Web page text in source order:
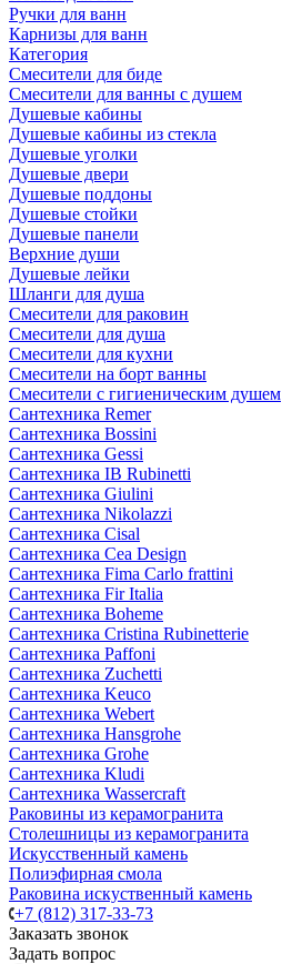
Ручки для ванн
Карнизы для ванн
Категория
Смесители для биде
Смесители для ванны с душем
Душевые кабины
Душевые кабины из стекла
Душевые уголки
Душевые двери
Душевые поддоны
Душевые стойки
Душевые панели
Верхние души
Душевые лейки
Шланги для душа
Смесители для раковин
Смесители для душа
Смесители для кухни
Смесители на борт ванны
Смесители с гигиеническим душем
Сантехника Remer
Сантехника Bossini
Сантехника Gessi
Сантехника IB Rubinetti
Сантехника Giulini
Сантехника Nikolazzi
Сантехника Cisal
Сантехника Cea Design
Сантехника Fima Carlo frattini
Сантехника Fir Italia
Сантехника Boheme
Сантехника Cristina Rubinetterie
Сантехника Paffoni
Сантехника Zuchetti
Сантехника Keuco
Сантехника Webert
Сантехника Hansgrohe
Сантехника Grohe
Сантехника Kludi
Сантехника Wassercraft
Раковины из керамогранита
Столешницы из керамогранита
Искусственный камень
Полиэфирная смола
Раковина искуственный камень
+7 (812) 317-33-73
Заказать звонок
Задать вопрос